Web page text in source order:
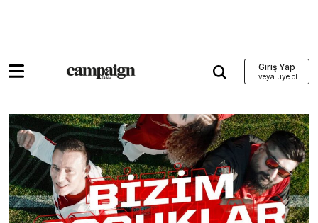
Giriş Yap